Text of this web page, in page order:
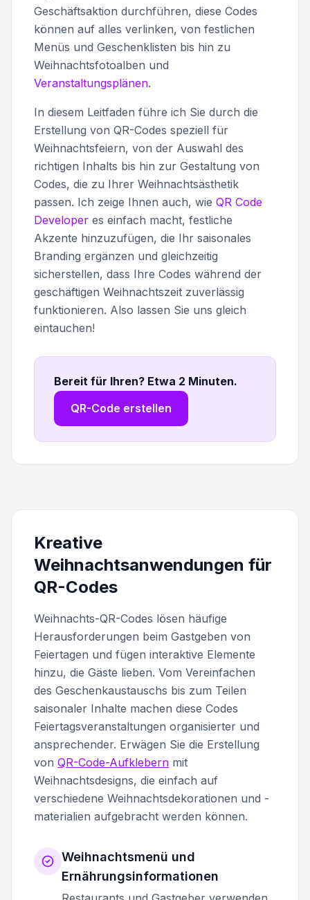
Geschäftsaktion durchführen, diese Codes
können auf alles verlinken, von festlichen
Menüs und Geschenklisten bis hin zu
Weihnachtsfotoalben und
Veranstaltungsplänen.
In diesem Leitfaden führe ich Sie durch die
Erstellung von QR-Codes speziell für
Weihnachtsfeiern, von der Auswahl des
richtigen Inhalts bis hin zur Gestaltung von
Codes, die zu Ihrer Weihnachtsästhetik
passen. Ich zeige Ihnen auch, wie QR Code
Developer es einfach macht, festliche
Akzente hinzuzufügen, die Ihr saisonales
Branding ergänzen und gleichzeitig
sicherstellen, dass Ihre Codes während der
geschäftigen Weihnachtszeit zuverlässig
funktionieren. Also lassen Sie uns gleich
eintauchen!
Bereit für Ihren? Etwa 2 Minuten.
QR-Code erstellen
Kreative
Weihnachtsanwendungen für
QR-Codes
Weihnachts-QR-Codes lösen häufige
Herausforderungen beim Gastgeben von
Feiertagen und fügen interaktive Elemente
hinzu, die Gäste lieben. Vom Vereinfachen
des Geschenkaustauschs bis zum Teilen
saisonaler Inhalte machen diese Codes
Feiertagsveranstaltungen organisierter und
ansprechender. Erwägen Sie die Erstellung
von QR-Code-Aufklebern mit
Weihnachtsdesigns, die einfach auf
verschiedene Weihnachtsdekorationen und -
materialien aufgebracht werden können.
Weihnachtsmenü und
Ernährungsinformationen